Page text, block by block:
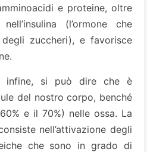
e proteine, oltre
(l’ormone che
zuccheri), e favorisce
infine, si può dire che è
del nostro corpo, benché
e il 70%) nelle ossa. La
nell’attivazione degli
che sono in grado di